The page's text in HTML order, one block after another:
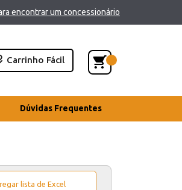
encontrar um concessionário
Carrinho Fácil
Dúvidas Frequentes
lista de Excel